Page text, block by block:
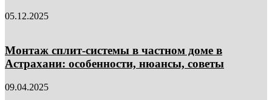
05.12.2025
Монтаж сплит-системы в частном доме в
Астрахани: особенности, нюансы, советы
09.04.2025